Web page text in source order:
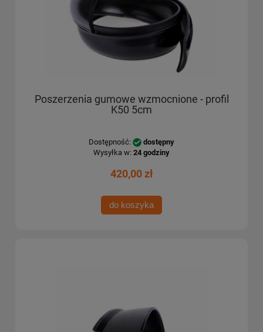
Poszerzenia gumowe wzmocnione - profil
K50 5cm
Dostępność:
dostępny
Wysyłka w: 24 godziny
420,00 zł
do koszyka